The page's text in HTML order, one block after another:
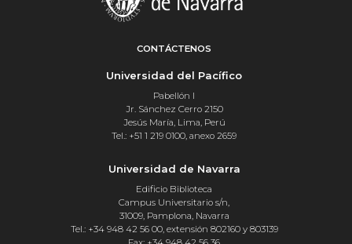
CONTÁCTENOS
Universidad del Pacífico
Pabellón I
Jr. Sánchez Cerro 2150
Jesús María, Lima, Perú
Tel.: +51 1 219 0100, anexo 2659
Universidad de Navarra
Edificio Biblioteca
Campus Universitario s/n,
31009, Pamplona, Navarra
Tel.: +34 948 42 56 00, extensión 802160 y 803139